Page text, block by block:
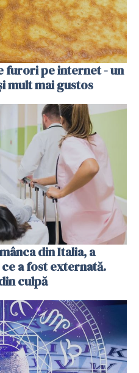
furori pe internet - un
mult mai gustos
din Italia, a
a fost externată.
culpă